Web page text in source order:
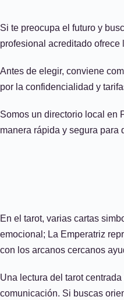
Si te preocupa el futuro y
profesional acreditado
Antes de elegir, conviene
por la confidencialidad y
Somos un directorio local en
manera rápida y segura para
En el tarot, varias cartas
emocional; La Emperatriz
con los arcanos cercanos
Una lectura del tarot
comunicación. Si buscas